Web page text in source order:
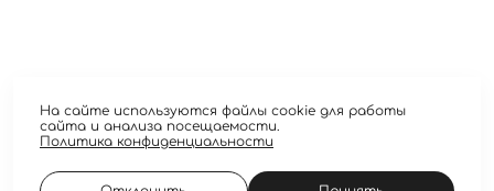
Фотограф Ваших желаний в Москве
На сайте используются файлы cookie для работы
сайта и анализа посещаемости.
Политика конфиденциальности